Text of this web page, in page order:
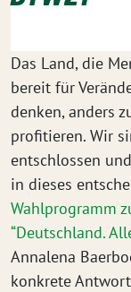
Das Land, die
bereit für
denken, anders
profitieren. Wir
entschlossen
in dieses
Wahlprogramm
“Deutschland.
Annalena
konkrete